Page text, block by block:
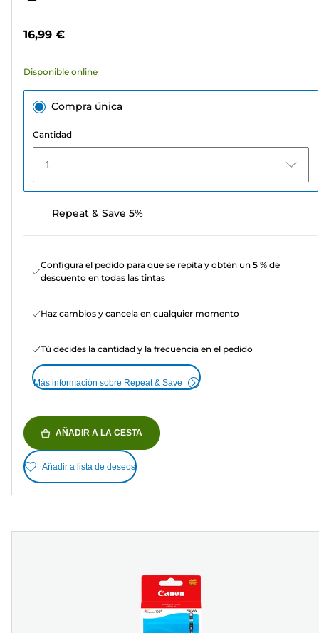
98
color
16,99 €
Disponible online
Compra única
Cantidad
1
Repeat & Save 5%
Configura el pedido para que se repita y obtén un 5 % de
descuento en todas las tintas
Haz cambios y cancela en cualquier momento
Tú decides la cantidad y la frecuencia en el pedido
Más información sobre Repeat & Save
AÑADIR A LA CESTA
Añadir a lista de deseos